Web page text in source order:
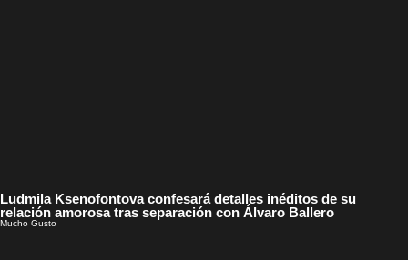
Ludmila Ksenofontova confesará detalles inéditos de su
relación amorosa tras separación con Álvaro Ballero
Mucho Gusto